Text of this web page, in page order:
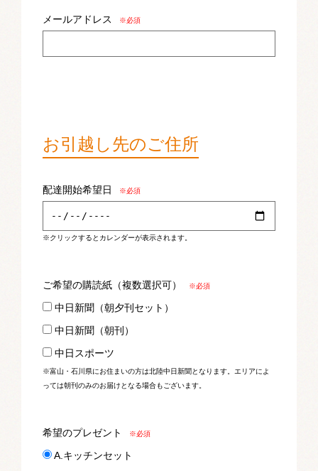
メールアドレス ※必須
お引越し先のご住所
配達開始希望日 ※必須
※クリックするとカレンダーが表示されます。
ご希望の購読紙（複数選択可） ※必須
中日新聞（朝夕刊セット）
中日新聞（朝刊）
中日スポーツ
※富山・石川県にお住まいの方は北陸中日新聞となります。エリアによ
っては朝刊のみのお届けとなる場合もございます。
希望のプレゼント ※必須
A.キッチンセット